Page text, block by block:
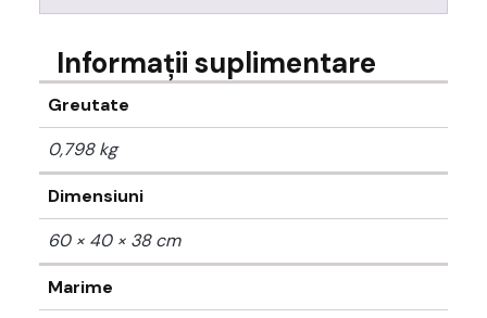
Informații suplimentare
Greutate
0,798 kg
Dimensiuni
60 × 40 × 38 cm
Marime